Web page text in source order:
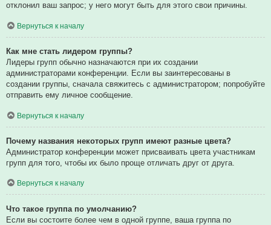
отклонил ваш запрос; у него могут быть для этого свои причины.
Вернуться к началу
Как мне стать лидером группы?
Лидеры групп обычно назначаются при их создании
администраторами конференции. Если вы заинтересованы в
создании группы, сначала свяжитесь с администратором; попробуйте
отправить ему личное сообщение.
Вернуться к началу
Почему названия некоторых групп имеют разные цвета?
Администратор конференции может присваивать цвета участникам
групп для того, чтобы их было проще отличать друг от друга.
Вернуться к началу
Что такое группа по умолчанию?
Если вы состоите более чем в одной группе, ваша группа по